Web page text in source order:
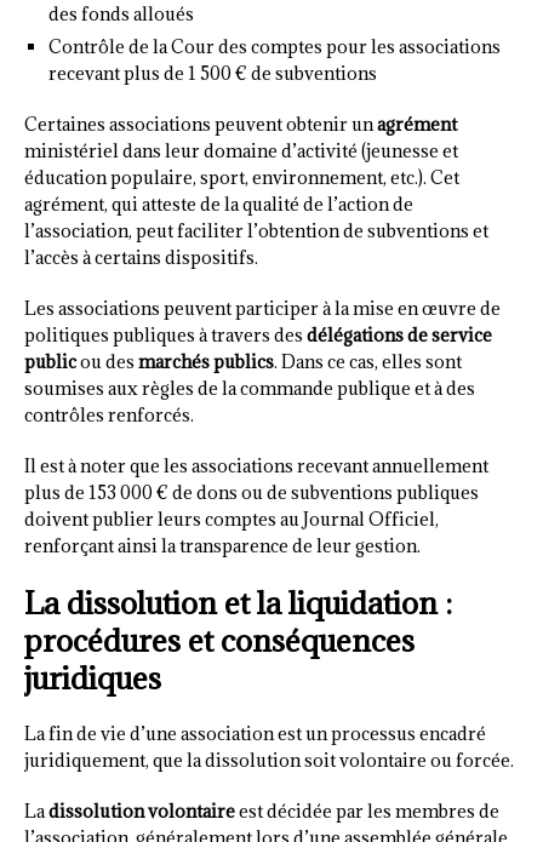
des fonds alloués
Contrôle de la Cour des comptes pour les associations
recevant plus de 1 500 € de subventions
Certaines associations peuvent obtenir unagrément
ministériel dans leur domaine d’activité (jeunesse et
éducation populaire, sport, environnement, etc.). Cet
agrément, qui atteste de la qualité de l’action de
l’association, peut faciliter l’obtention de subventions et
l’accès à certains dispositifs.
Les associations peuvent participer à la mise en œuvre de
politiques publiques à travers des délégations de service
publicou des marchés publics. Dans ce cas, elles sont
soumises aux règles de la commande publique et à des
contrôles renforcés.
Il est à noter que les associations recevant annuellement
plus de 153 000 € de dons ou de subventions publiques
doivent publier leurs comptes au Journal Officiel,
renforçant ainsi la transparence de leur gestion.
La dissolution et la liquidation :
procédures et conséquences
juridiques
La fin de vie d’une association est un processus encadré
juridiquement, que la dissolution soit volontaire ou forcée.
Ladissolution volontaireest décidée par les membres de